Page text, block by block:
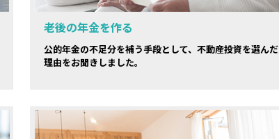
老後の年金を作る
公的年金の不足分を補う手段として、不動産投資を選んだ
理由をお聞きしました。